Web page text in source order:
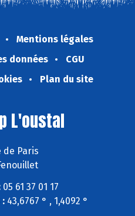
Mentions légales
données
CGU
Plan du site
L'oustal
de Paris
05 61 37 01 17
: 43,6767 ° , 1,4092 °